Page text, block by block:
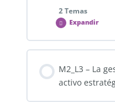
2 Temas
Expandir
0% COMPLETADO
M2_L3 – La
activo